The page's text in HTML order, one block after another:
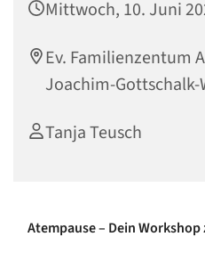
Mittwoch, 10. Juni
Ev. Familienzentum
Joachim-Gottschalk-
Tanja Teusch
Atempause – Dein